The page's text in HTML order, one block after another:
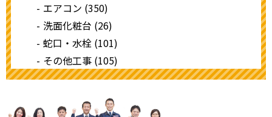
エアコン (350)
洗面化粧台 (26)
蛇口・水栓 (101)
その他工事 (105)